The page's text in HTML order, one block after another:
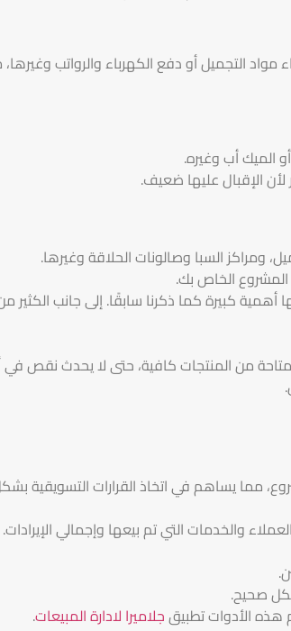
مواد التجميل أو دفع الكهرباء والرواتب
الميك أب وغيره.
الإقبال عليها ضعيف.
ومراكز السبا وصالونات الحلاقة وغيرها.
الخاص بك.
أهمية كبيرة كما ذكرنا سابقًا. إلى جانب الكثير
من المنتجات كافية، حتى لا يحدث نقص
مما يساهم في اتخاذ القرارات التسويقية
والخدمات التي تم بيعها وإجمالي الإيرادات.
صحيح.
هذه الأدوات تطبيقجلاميرا لادارة المبيعات.